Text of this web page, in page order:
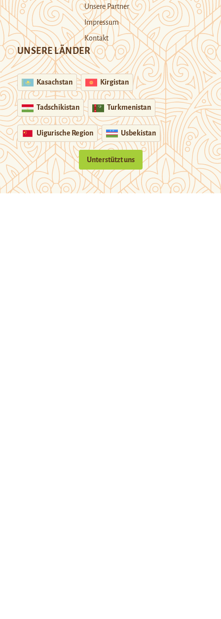
Unsere Partner
Impressum
Kontakt
UNSERE LÄNDER
Kasachstan Kirgistan
Tadschikistan Turkmenistan
Uigurische Region Usbekistan
Unterstützt uns